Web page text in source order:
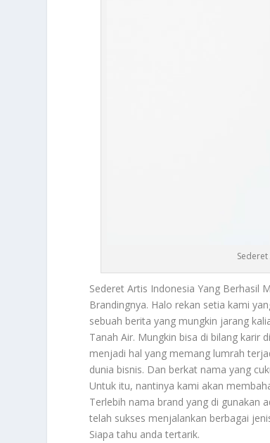
Sederet Artis Indonesia Yang Berhasil
Brandingnya. Halo rekan setia kami
sebuah berita yang mungkin jarang
Tanah Air. Mungkin bisa di bilang karir
menjadi hal yang memang lumrah
dunia bisnis. Dan berkat nama yang
Untuk itu, nantinya kami akan
Terlebih nama brand yang di gunakan
telah sukses menjalankan berbagai
Siapa tahu anda tertarik.